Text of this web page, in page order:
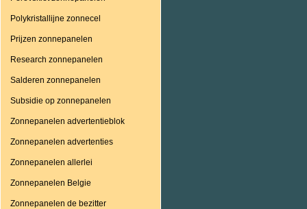
Polykristallijne zonnecel
Prijzen zonnepanelen
Research zonnepanelen
Salderen zonnepanelen
Subsidie op zonnepanelen
Zonnepanelen advertentieblok
Zonnepanelen advertenties
Zonnepanelen allerlei
Zonnepanelen Belgie
Zonnepanelen de bezitter